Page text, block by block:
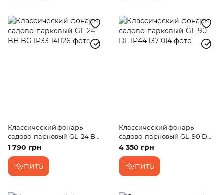
Классический фонарь
садово-парковый GL-24 BH
BG IP33
1 790 грн
Купить
Классический фонарь
садово-парковый GL-90 DL
IP44
4 350 грн
Купить